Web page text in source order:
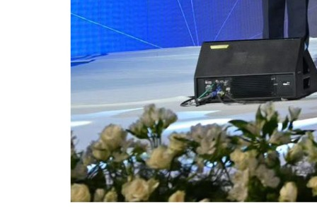
شروط قبول الطلاب الوافديين
متطلبات منح درجة الدكتوراة
إيداع الرسائل بالمكتبة المركزية
نماذج البعثات والمهمات العلمية
قواعد كتابة الرسائل العلمية
محطة التجارب و البحوث الزراعية
خدمة المجتمع وتنمية البيئة
تقرير قطاع شئون البيئة و خدمة المجتمع
عن قطاع خدمة المجتمع وتنمية البيئة
الخطة السنوية للقطاع
وحدة الأزمات والكوارث